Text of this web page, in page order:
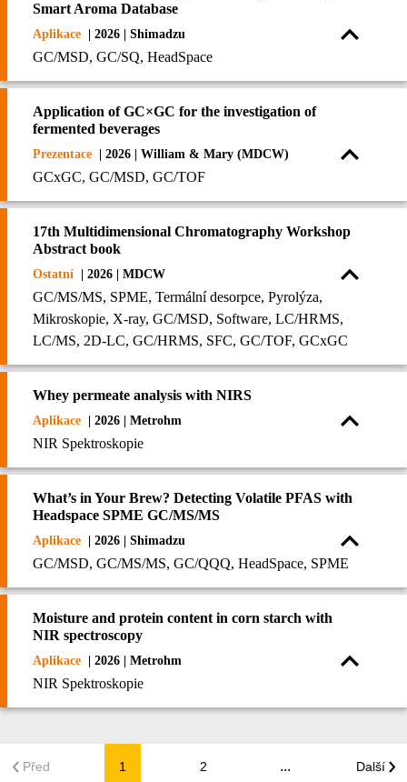
Smart Aroma Database
Aplikace | 2026 | Shimadzu
GC/MSD, GC/SQ, HeadSpace
Application of GC×GC for the investigation of
fermented beverages
Prezentace | 2026 | William & Mary (MDCW)
GCxGC, GC/MSD, GC/TOF
17th Multidimensional Chromatography Workshop
Abstract book
Ostatní | 2026 | MDCW
GC/MS/MS, SPME, Termální desorpce, Pyrolýza,
Mikroskopie, X-ray, GC/MSD, Software, LC/HRMS,
LC/MS, 2D-LC, GC/HRMS, SFC, GC/TOF, GCxGC
Whey permeate analysis with NIRS
Aplikace | 2026 | Metrohm
NIR Spektroskopie
What’s in Your Brew? Detecting Volatile PFAS with
Headspace SPME GC/MS/MS
Aplikace | 2026 | Shimadzu
GC/MSD, GC/MS/MS, GC/QQQ, HeadSpace, SPME
Moisture and protein content in corn starch with
NIR spectroscopy
Aplikace | 2026 | Metrohm
NIR Spektroskopie
Před 1 2 ... Další